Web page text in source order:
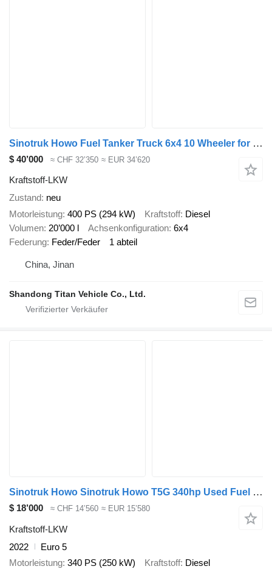
Sinotruk Howo Fuel Tanker Truck 6x4 10 Wheeler for Sale
$ 40’000 ≈ CHF 32’350 ≈ EUR 34’620
Kraftstoff-LKW
Zustand neu
Motorleistung 400 PS (294 kW) Kraftstoff Diesel
Volumen 20’000 l Achsenkonfiguration 6x4
Federung Feder/Feder 1 abteil
China, Jinan
Shandong Titan Vehicle Co., Ltd.
Sinotruk Howo Sinotruk Howo T5G 340hp Used Fuel Tanker Truck
$ 18’000 ≈ CHF 14’560 ≈ EUR 15’580
Kraftstoff-LKW
2022
Euro 5
Motorleistung 340 PS (250 kW) Kraftstoff Diesel